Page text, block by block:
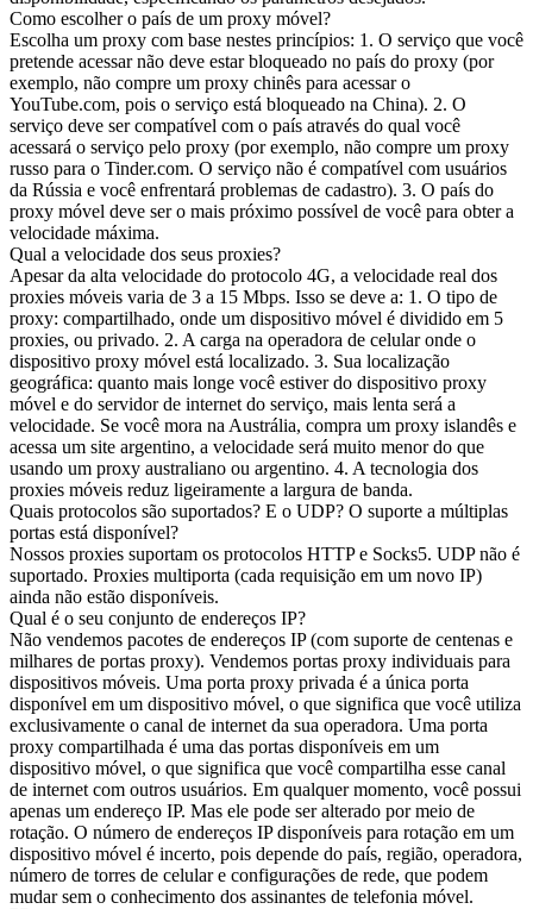
Como escolher o país de um proxy móvel?
Escolha um proxy com base nestes princípios: 1. O serviço que você
pretende acessar não deve estar bloqueado no país do proxy (por
exemplo, não compre um proxy chinês para acessar o
YouTube.com, pois o serviço está bloqueado na China). 2. O
serviço deve ser compatível com o país através do qual você
acessará o serviço pelo proxy (por exemplo, não compre um proxy
russo para o Tinder.com. O serviço não é compatível com usuários
da Rússia e você enfrentará problemas de cadastro). 3. O país do
proxy móvel deve ser o mais próximo possível de você para obter a
velocidade máxima.
Qual a velocidade dos seus proxies?
Apesar da alta velocidade do protocolo 4G, a velocidade real dos
proxies móveis varia de 3 a 15 Mbps. Isso se deve a: 1. O tipo de
proxy: compartilhado, onde um dispositivo móvel é dividido em 5
proxies, ou privado. 2. A carga na operadora de celular onde o
dispositivo proxy móvel está localizado. 3. Sua localização
geográfica: quanto mais longe você estiver do dispositivo proxy
móvel e do servidor de internet do serviço, mais lenta será a
velocidade. Se você mora na Austrália, compra um proxy islandês e
acessa um site argentino, a velocidade será muito menor do que
usando um proxy australiano ou argentino. 4. A tecnologia dos
proxies móveis reduz ligeiramente a largura de banda.
Quais protocolos são suportados? E o UDP? O suporte a múltiplas
portas está disponível?
Nossos proxies suportam os protocolos HTTP e Socks5. UDP não é
suportado. Proxies multiporta (cada requisição em um novo IP)
ainda não estão disponíveis.
Qual é o seu conjunto de endereços IP?
Não vendemos pacotes de endereços IP (com suporte de centenas e
milhares de portas proxy). Vendemos portas proxy individuais para
dispositivos móveis. Uma porta proxy privada é a única porta
disponível em um dispositivo móvel, o que significa que você utiliza
exclusivamente o canal de internet da sua operadora. Uma porta
proxy compartilhada é uma das portas disponíveis em um
dispositivo móvel, o que significa que você compartilha esse canal
de internet com outros usuários. Em qualquer momento, você possui
apenas um endereço IP. Mas ele pode ser alterado por meio de
rotação. O número de endereços IP disponíveis para rotação em um
dispositivo móvel é incerto, pois depende do país, região, operadora,
número de torres de celular e configurações de rede, que podem
mudar sem o conhecimento dos assinantes de telefonia móvel.